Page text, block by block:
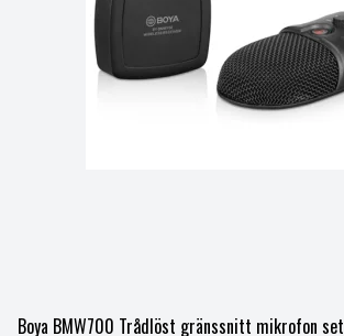
Boya BMW700 Trådlöst gränssnitt mikrofon set